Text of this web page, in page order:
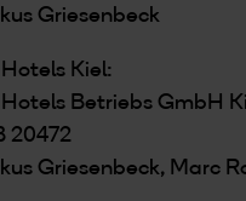
Griesenbeck
Kiel:
Betriebs GmbH
20472
Griesenbeck, Marc